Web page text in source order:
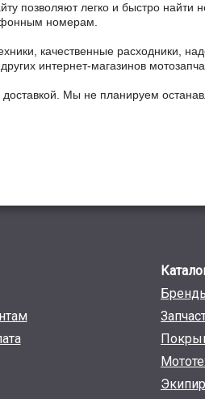
позволяют легко и быстро
номерам.
качественные расходники,
интернет-магазинов
Мы не планируем